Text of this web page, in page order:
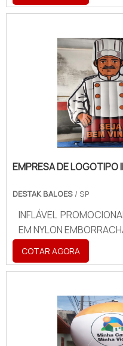
EMPRESA DE LOGOTIPO
DESTAK BALOES / SP
INFLÁVEL
EM NYLON
COTAR AGORA